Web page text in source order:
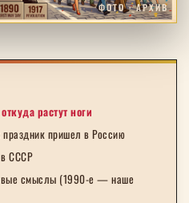
ФОТО · АРХИВ
растут ноги
пришел в Россию
СССР
смыслы (1990-е — наше